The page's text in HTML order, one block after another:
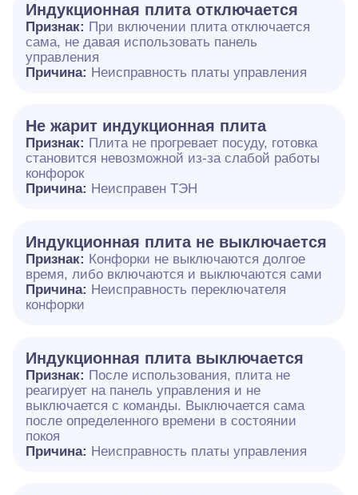
Индукционная плита отключается
Признак: При включении плита отключается
сама, не давая использовать панель
управления
Причина: Неисправность платы управления
Не жарит индукционная плита
Признак: Плита не прогревает посуду, готовка
становится невозможной из-за слабой работы
конфорок
Причина: Неисправен ТЭН
Индукционная плита не выключается
Признак: Конфорки не выключаются долгое
время, либо включаются и выключаются сами
Причина: Неисправность переключателя
конфорки
Индукционная плита выключается
Признак: После использования, плита не
реагирует на панель управления и не
выключается с команды. Выключается сама
после определенного времени в состоянии
покоя
Причина: Неисправность платы управления